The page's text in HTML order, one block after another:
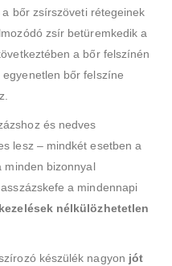
bőr zsírszöveti rétegeinek
zsír betüremkedik a
a bőr felszínén
bőr felszíne
és nedves
lesz – mindkét esetben a
minden bizonnyal
a mindennapi
nélkülözhetetlen
készülék nagyon jót